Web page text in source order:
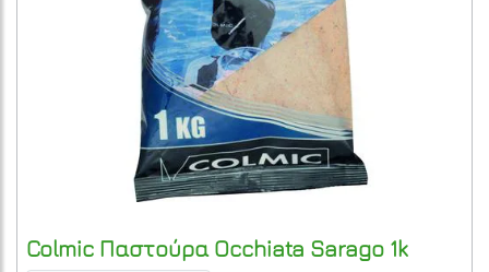
Colmic Παστούρα Occhiata Sarago 1k